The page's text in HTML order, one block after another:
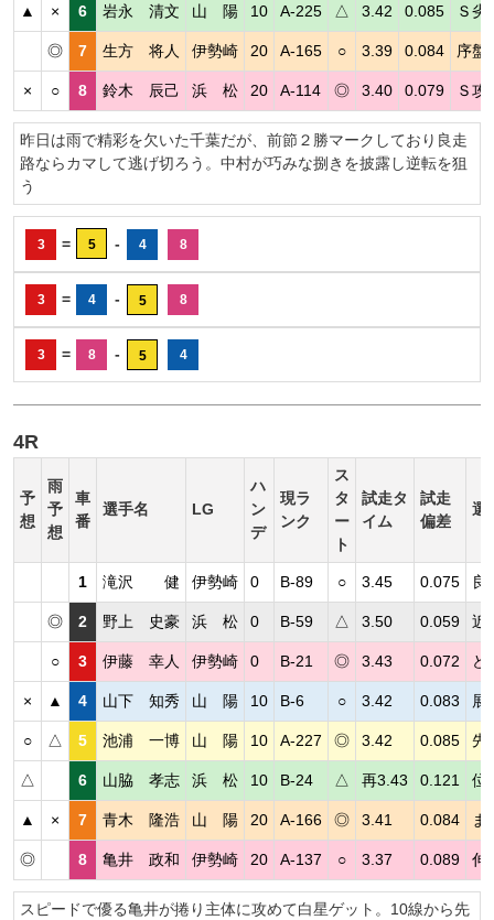
▲ × 6 岩永 清文 山 陽 10 A-225 △ 3.42 0.085 Ｓ劣
◎ 7 生方 将人 伊勢崎 20 A-165 ○ 3.39 0.084 序盤
× ○ 8 鈴木 辰己 浜 松 20 A-114 ◎ 3.40 0.079 Ｓ攻
昨日は雨で精彩を欠いた千葉だが、前節２勝マークしており良走
路ならカマして逃げ切ろう。中村が巧みな捌きを披露し逆転を狙
う
3 = 5 - 4 8
3 = 4 - 5 8
3 = 8 - 5 4
4R
予
想
雨
予
想
車
番
選手名 LG
ハ
ン
デ
現ラ
ンク
ス
タ
ー
ト
試走タ
イム
試走
偏差
選
1 滝沢 健 伊勢崎 0 B-89 ○ 3.45 0.075 良
◎ 2 野上 史豪 浜 松 0 B-59 △ 3.50 0.059 近
○ 3 伊藤 幸人 伊勢崎 0 B-21 ◎ 3.43 0.072 ど
× ▲ 4 山下 知秀 山 陽 10 B-6 ○ 3.42 0.083 展
○ △ 5 池浦 一博 山 陽 10 A-227 ◎ 3.42 0.085 先
△ 6 山脇 孝志 浜 松 10 B-24 △ 再3.43 0.121 位
▲ × 7 青木 隆浩 山 陽 20 A-166 ◎ 3.41 0.084 ま
◎ 8 亀井 政和 伊勢崎 20 A-137 ○ 3.37 0.089 伸
スピードで優る亀井が捲り主体に攻めて白星ゲット。10線から先